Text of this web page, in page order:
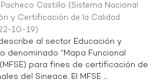
Castillo (Sistema Nacional
y Certificación de la Calidad
10-19)
al sector Educación y
denominado “Mapa Funcional
para fines de certificación de
del Sineace. El MFSE ...